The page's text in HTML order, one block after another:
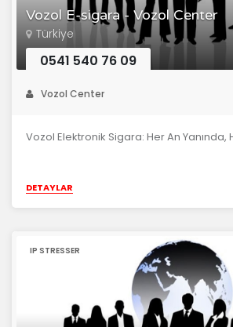
Vozol E-sigara - Vozol Center
Türkiye
0541 540 76 09
Vozol Center
Vozol Elektronik Sigara: Her An Yanında,
DETAYLAR
IP STRESSER